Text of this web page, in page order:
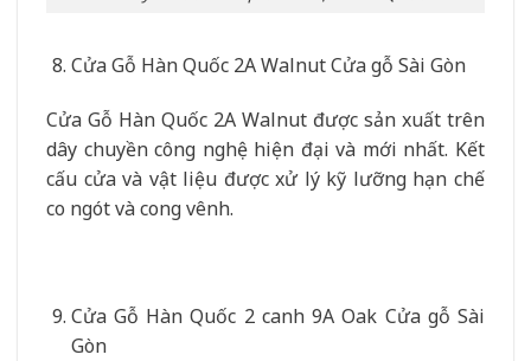
Cửa Gỗ Hàn Quốc 2A Walnut Cửa gỗ Sài Gòn
Cửa Gỗ Hàn Quốc 2A Walnut được sản xuất trên
dây chuyền công nghệ hiện đại và mới nhất. Kết
cấu cửa và vật liệu được xử lý kỹ lưỡng hạn chế
co ngót và cong vênh.
Cửa Gỗ Hàn Quốc 2 canh 9A Oak Cửa gỗ Sài
Gòn